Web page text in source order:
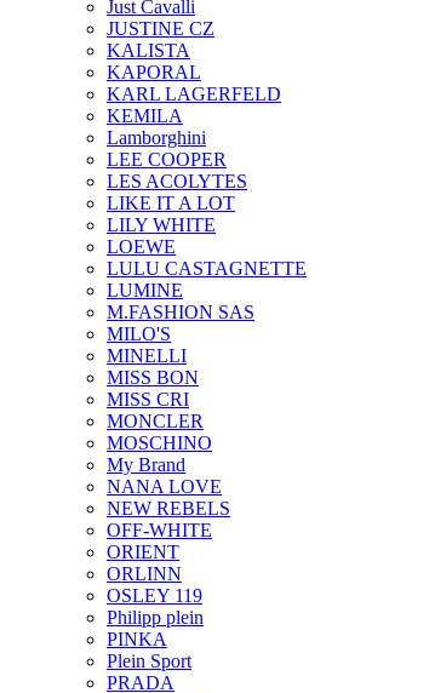
Just Cavalli
JUSTINE CZ
KALISTA
KAPORAL
KARL LAGERFELD
KEMILA
Lamborghini
LEE COOPER
LES ACOLYTES
LIKE IT A LOT
LILY WHITE
LOEWE
LULU CASTAGNETTE
LUMINE
M.FASHION SAS
MILO'S
MINELLI
MISS BON
MISS CRI
MONCLER
MOSCHINO
My Brand
NANA LOVE
NEW REBELS
OFF-WHITE
ORIENT
ORLINN
OSLEY 119
Philipp plein
PINKA
Plein Sport
PRADA